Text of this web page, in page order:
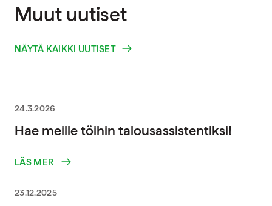
Muut uutiset
NÄYTÄ KAIKKI UUTISET
24.3.2026
Hae meille töihin talousassistentiksi!
LÄS MER
23.12.2025